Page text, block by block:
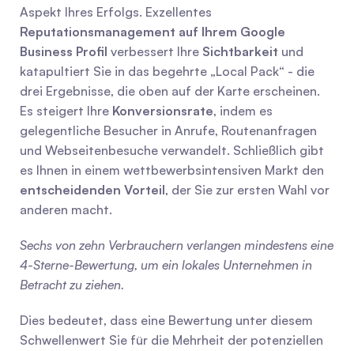
Reputationsmanagement auf Ihrem Google
Business Profil verbessert Ihre Sichtbarkeit und
katapultiert Sie in das begehrte „Local Pack“ - die
drei Ergebnisse, die oben auf der Karte erscheinen.
Es steigert Ihre Konversionsrate, indem es
gelegentliche Besucher in Anrufe, Routenanfragen
und Webseitenbesuche verwandelt. Schließlich gibt
entscheidenden Vorteil, der Sie zur ersten Wahl vor
anderen macht.
Sechs von zehn Verbrauchern verlangen mindestens eine
4-Sterne-Bewertung, um ein lokales Unternehmen in
Betracht zu ziehen.
Dies bedeutet, dass eine Bewertung unter diesem
Schwellenwert Sie für die Mehrheit der potenziellen